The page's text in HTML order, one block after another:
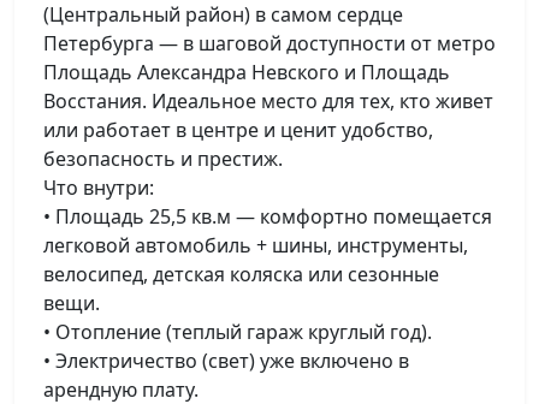
(Центральный район) в самом сердце
Петербурга — в шаговой доступности от метро
Площадь Александра Невского и Площадь
Восстания. Идеальное место для тех, кто живет
или работает в центре и ценит удобство,
безопасность и престиж.
Что внутри:
• Площадь 25,5 кв.м — комфортно помещается
легковой автомобиль + шины, инструменты,
велосипед, детская коляска или сезонные
вещи.
• Отопление (теплый гараж круглый год).
• Электричество (свет) уже включено в
арендную плату.